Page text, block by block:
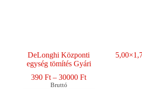
DeLonghi Központi
egység tömítés Gyári
390Ft – 30000FtÁrtartomány:
Bruttó